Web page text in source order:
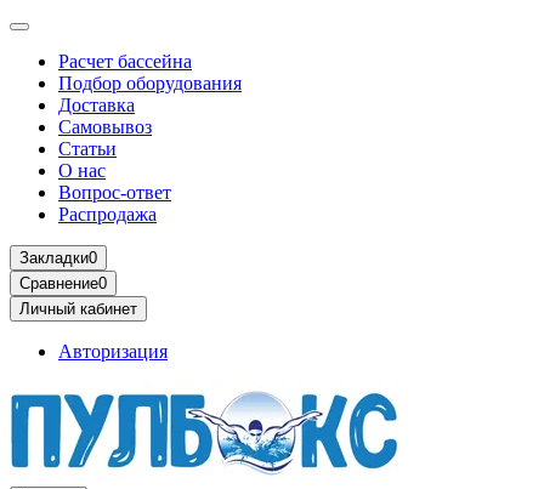
Расчет бассейна
Подбор оборудования
Доставка
Самовывоз
Статьи
О нас
Вопрос-ответ
Распродажа
Закладки0
Сравнение0
Личный кабинет
Авторизация